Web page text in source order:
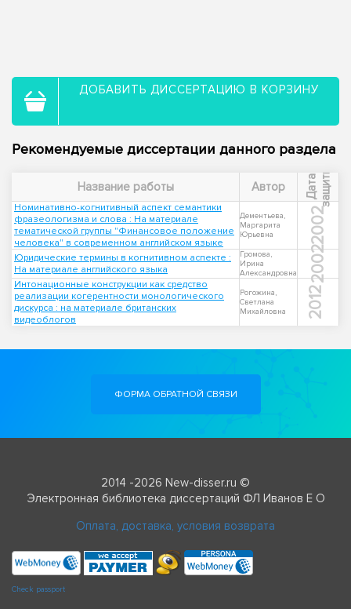
ДОБАВИТЬ ДИССЕРТАЦИЮ В КОРЗИНУ
Рекомендуемые диссертации данного раздела
Название работы Автор Д
а
т
а
з
а
щ
и
т ы
Номинативно-когнитивный аспект семантики
фразеологизма и слова : На материале
тематической группы "Финансовое положение
человека" в современном английском языке
Дементьева,
Маргарита
Юрьевна
2002
Юридические термины в когнитивном аспекте :
На материале английского языка
Громова,
Ирина
Александровна
2002
Интонационные конструкции как средство
реализации когерентности монологического
дискурса : на материале британских
видеоблогов
Рогожина,
Светлана
Михайловна
2012
ФОРМА ОБРАТНОЙ СВЯЗИ
2014 -2026 New-disser.ru ©
Электронная библиотека диссертаций ФЛ Иванов Е О
Оплата, доставка, условия возврата
Check passport